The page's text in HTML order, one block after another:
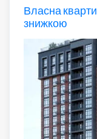
Власна
знижкою